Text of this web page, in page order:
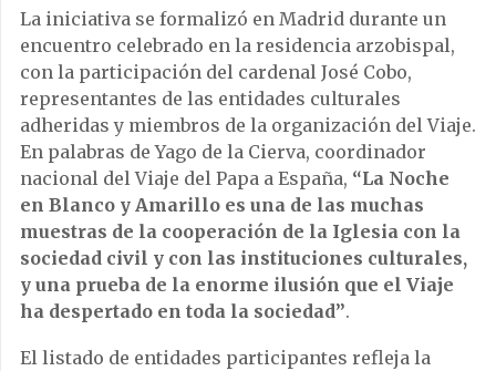
La iniciativa se formalizó en Madrid durante un
encuentro celebrado en la residencia arzobispal,
con la participación del cardenal José Cobo,
representantes de las entidades culturales
adheridas y miembros de la organización del Viaje.
En palabras de Yago de la Cierva, coordinador
nacional del Viaje del Papa a España, “La Noche
en Blanco y Amarillo es una de las muchas
muestras de la cooperación de la Iglesia con la
sociedad civil y con las instituciones culturales,
y una prueba de la enorme ilusión que el Viaje
ha despertado en toda la sociedad”.
El listado de entidades participantes refleja la